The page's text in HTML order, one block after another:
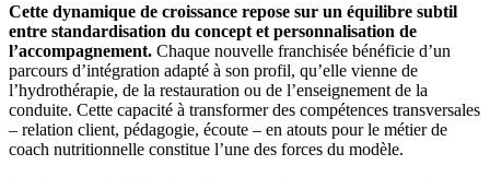
Cette dynamique de croissance repose sur un équilibre subtil
entre standardisation du concept et personnalisation de
l’accompagnement. Chaque nouvelle franchisée bénéficie d’un
parcours d’intégration adapté à son profil, qu’elle vienne de
l’hydrothérapie, de la restauration ou de l’enseignement de la
conduite. Cette capacité à transformer des compétences transversales
– relation client, pédagogie, écoute – en atouts pour le métier de
coach nutritionnelle constitue l’une des forces du modèle.